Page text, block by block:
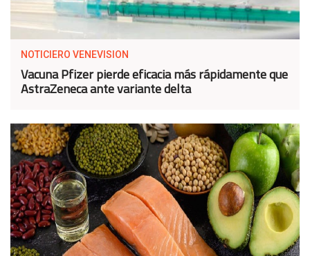
NOTICIERO VENEVISION
Vacuna Pfizer pierde eficacia más rápidamente que
AstraZeneca ante variante delta